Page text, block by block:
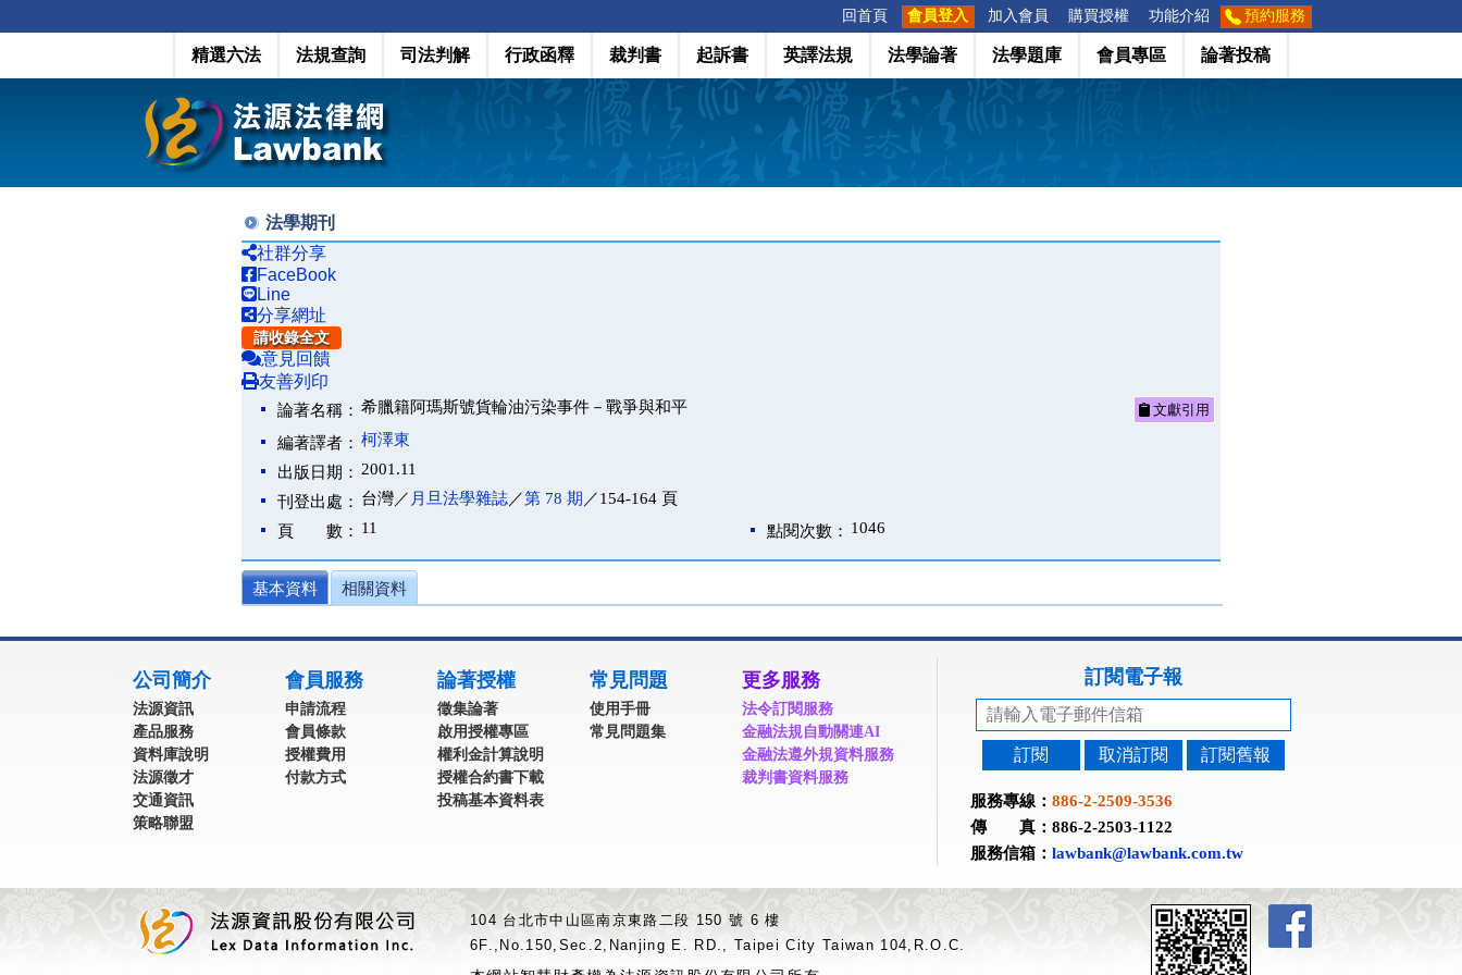
回首頁 會員登入 加入會員 購買授權 功能介紹 預約服務
精選六法 法規查詢 司法判解 行政函釋 裁判書 起訴書 英譯法規 法學論著 法學題庫 會員專區 論著投稿
法學期刊
社群分享
FaceBook
Line
分享網址
請收錄全文
意見回饋
友善列印
論著名稱： 希臘籍阿瑪斯號貨輪油污染事件－戰爭與和平 文獻引用
編著譯者： 柯澤東
出版日期： 2001.11
刊登出處： 台灣／ 月旦法學雜誌／第 78 期 ／154-164 頁
頁 數： 11 點閱次數： 1046
基本資料 相關資料
公司簡介
法源資訊
產品服務
資料庫說明
法源徵才
交通資訊
策略聯盟
會員服務
申請流程
會員條款
授權費用
付款方式
論著授權
徵集論著
啟用授權專區
權利金計算說明
授權合約書下載
投稿基本資料表
常見問題
使用手冊
常見問題集
更多服務
法令訂閱服務
金融法規自動關連AI
金融法遵外規資料服務
裁判書資料服務
訂閱電子報
訂閱 取消訂閱 訂閱舊報
服務專線： 886-2-2509-3536
傳 真：886-2-2503-1122
服務信箱： lawbank@lawbank.com.tw
104 台北市中山區南京東路二段 150 號 6 樓
6F.,No.150,Sec.2,Nanjing E. RD., Taipei City Taiwan 104,R.O.C.